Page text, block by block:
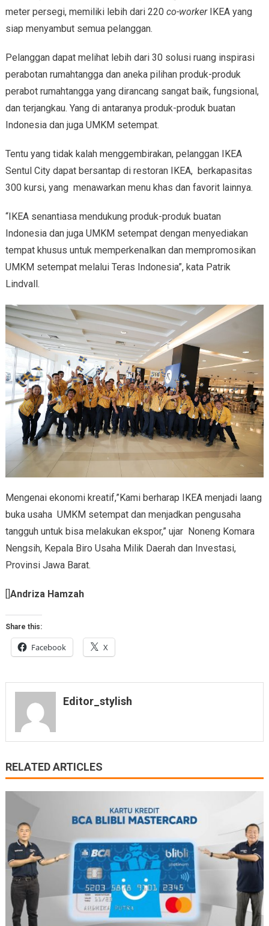
meter persegi, memiliki lebih dari 220 co-workerIKEA yang
siap menyambut semua pelanggan.
Pelanggan dapat melihat lebih dari 30 solusi ruang inspirasi
perabotan rumahtangga dan aneka pilihan produk-produk
perabot rumahtangga yang dirancang sangat baik, fungsional,
dan terjangkau. Yang di antaranya produk-produk buatan
Indonesia dan juga UMKM setempat.
Tentu yang tidak kalah menggembirakan, pelanggan IKEA
Sentul City dapat bersantap di restoran IKEA, berkapasitas
300 kursi, yang menawarkan menu khas dan favorit lainnya.
“IKEA senantiasa mendukung produk-produk buatan
Indonesia dan juga UMKM setempat dengan menyediakan
tempat khusus untuk memperkenalkan dan mempromosikan
UMKM setempat melalui Teras Indonesia”, kata Patrik
Lindvall.
Mengenai ekonomi kreatif,”Kami berharap IKEA menjadi laang
buka usaha UMKM setempat dan menjadkan pengusaha
tangguh untuk bisa melakukan ekspor,” ujar Noneng Komara
Nengsih, Kepala Biro Usaha Milik Daerah dan Investasi,
Provinsi Jawa Barat.
[]Andriza Hamzah
Share this:
Facebook X
Editor_stylish
RELATED ARTICLES